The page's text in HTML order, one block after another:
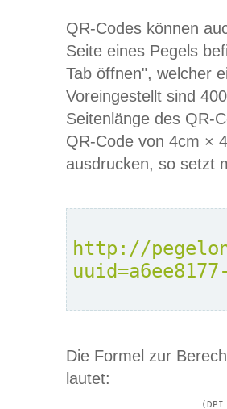
QR-Codes können
Seite eines Pegels
Tab öffnen", welcher
Voreingestellt sind
Seitenlänge des QR-
QR-Code von 4cm ×
ausdrucken, so setzt
http://
Die Formel zur
lautet: